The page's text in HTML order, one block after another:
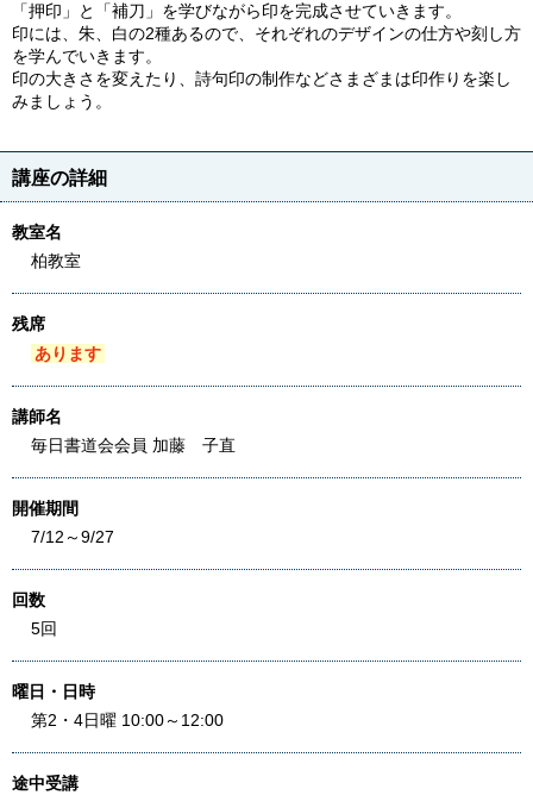
「押印」と「補刀」を学びながら印を完成させていきます。
印には、朱、白の2種あるので、それぞれのデザインの仕方や刻し方
を学んでいきます。
印の大きさを変えたり、詩句印の制作などさまざまは印作りを楽し
みましょう。
講座の詳細
教室名
柏教室
残席
あります
講師名
毎日書道会会員 加藤 子直
開催期間
7/12～9/27
回数
5回
曜日・日時
第2・4日曜 10:00～12:00
途中受講